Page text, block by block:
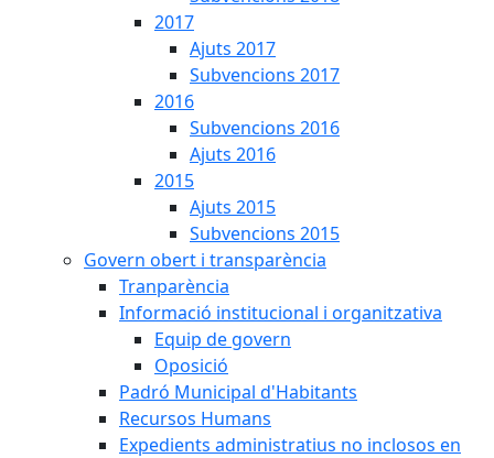
2017
Ajuts 2017
Subvencions 2017
2016
Subvencions 2016
Ajuts 2016
2015
Ajuts 2015
Subvencions 2015
Govern obert i transparència
Tranparència
Informació institucional i organitzativa
Equip de govern
Oposició
Padró Municipal d'Habitants
Recursos Humans
Expedients administratius no inclosos en